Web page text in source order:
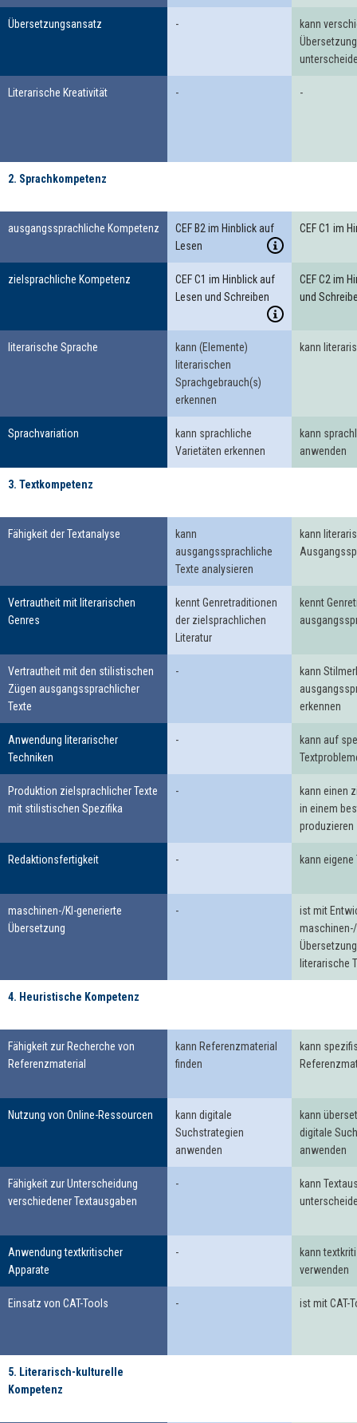
Übersetzungsansatz -
kann
Literarische Kreativität - -
2. Sprachkompetenz
ausgangssprachliche Kompetenz
CEF B2 im Hinblick auf
Lesen
CEF C1 im
zielsprachliche Kompetenz
CEF C1 im Hinblick auf
Lesen und Schreiben
CEF C2 im
und
literarische Sprache
kann (Elemente)
literarischen
Sprachgebrauch(s)
erkennen
kann
Sprachvariation
kann sprachliche
Varietäten erkennen
kann
anwenden
3. Textkompetenz
Fähigkeit der Textanalyse
kann
ausgangssprachliche
Texte analysieren
kann
Vertrautheit mit literarischen
Genres
kennt Genretraditionen
der zielsprachlichen
Literatur
kennt
Vertrautheit mit den stilistischen
Zügen ausgangssprachlicher
Texte
-
kann
erkennen
Anwendung literarischer
Techniken
-
kann auf
Produktion zielsprachlicher Texte
mit stilistischen Spezifika
-
kann einen
in einem
produzieren
Redaktionsfertigkeit - kann
maschinen-/KI-generierte
Übersetzung
-
ist mit
literarische
4. Heuristische Kompetenz
Fähigkeit zur Recherche von
Referenzmaterial
kann Referenzmaterial
finden
kann
Nutzung von Online-Ressourcen
kann digitale
Suchstrategien
anwenden
kann
digitale
anwenden
Fähigkeit zur Unterscheidung
verschiedener Textausgaben
-
kann
Anwendung textkritischer
Apparate
-
kann
verwenden
Einsatz von CAT-Tools - ist mit CAT-
5. Literarisch-kulturelle
Kompetenz
2. Sprachkompetenz
3. Textkompetenz
4. Heuristische
5. Literarisch-